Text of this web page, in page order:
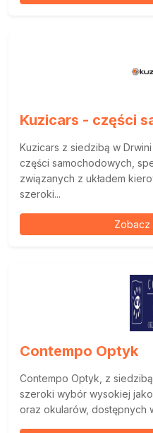
Kuzicars - części
Kuzicars z siedzibą w
części samochodowych,
związanych z układem
szeroki...
Zobacz
Contempo Optyk
Contempo Optyk, z
szeroki wybór wysokiej
oraz okularów, dostępnych